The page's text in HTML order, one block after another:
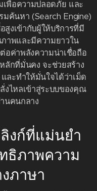
พื่อความปลอดภัย และ
มค้นหา (Search Engine)
งเข้ากับผู้ให้บริการที่มี
าพและมีความยาวใน
อค่าพลังความน่าเชื่อถือ
ลักที่มั่นคง จะช่วยสร้าง
ละทำให้มั่นใจได้ว่าเม็ด
งไหลเข้าสู่ระบบของคุณ
นคนกลาง
งก์ที่แม่นยำ
ธิภาพความ
ภาษา